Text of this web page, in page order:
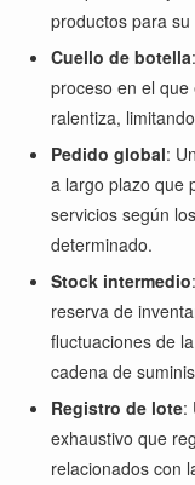
productos para
Cuello de botella
proceso en el
ralentiza,
Pedido global:
a largo plazo que
servicios según
determinado.
Stock intermedio
reserva de
fluctuaciones de
cadena de
Registro de lote:
exhaustivo que
relacionados con